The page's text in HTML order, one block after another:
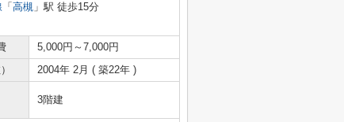
「 高槻 」駅 徒歩15分
5,000円～7,000円
2004年 2月 ( 築22年 )
3階建